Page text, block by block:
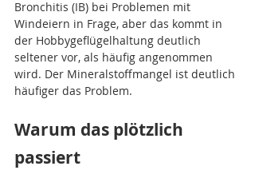
Bronchitis (IB) bei Problemen mit
Windeiern in Frage, aber das kommt in
der Hobbygeflügelhaltung deutlich
seltener vor, als häufig angenommen
wird. Der Mineralstoffmangel ist deutlich
häufiger das Problem.
Warum das plötzlich
passiert